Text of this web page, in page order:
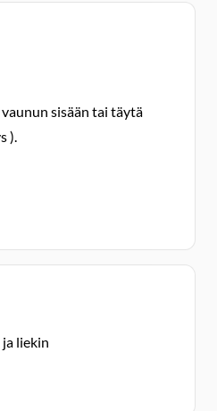
sisään tai täytä
).
liekin